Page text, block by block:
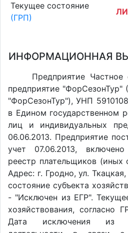
Текущее состояние
(ГРП)
ИНФОРМАЦИОННАЯ
Предприятие Частное
предприятие "ФорСезонТур"
"ФорСезонТур"), УНП
в Едином государственном
лиц и индивидуальных
06.06.2013. Предприятие
учет 07.06.2013,
реестр плательщиков (иных
Адрес: г. Гродно, ул.
состояние субъекта
- "Исключен из ЕГР".
хозяйствования, согласно
Дата исключения из